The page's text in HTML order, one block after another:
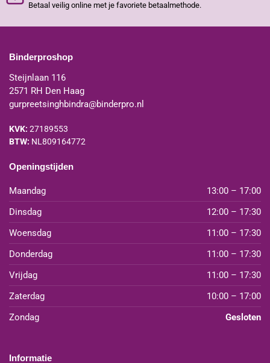
Betaal veilig online met je favoriete betaalmethode.
Binderproshop
Steijnlaan 116
2571 RH Den Haag
gurpreetsinghbindra@binderpro.nl
KVK: 27189553
BTW: NL809164772
Openingstijden
Maandag
13:00 – 17:00
Dinsdag
12:00 – 17:30
Woensdag
11:00 – 17:30
Donderdag
11:00 – 17:30
Vrijdag
11:00 – 17:30
Zaterdag
10:00 – 17:00
Zondag
Gesloten
Informatie